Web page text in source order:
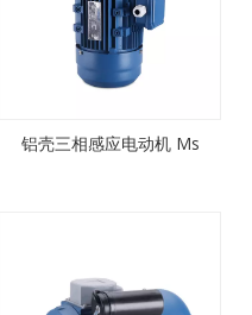
铝壳三相感应电动机 Ms